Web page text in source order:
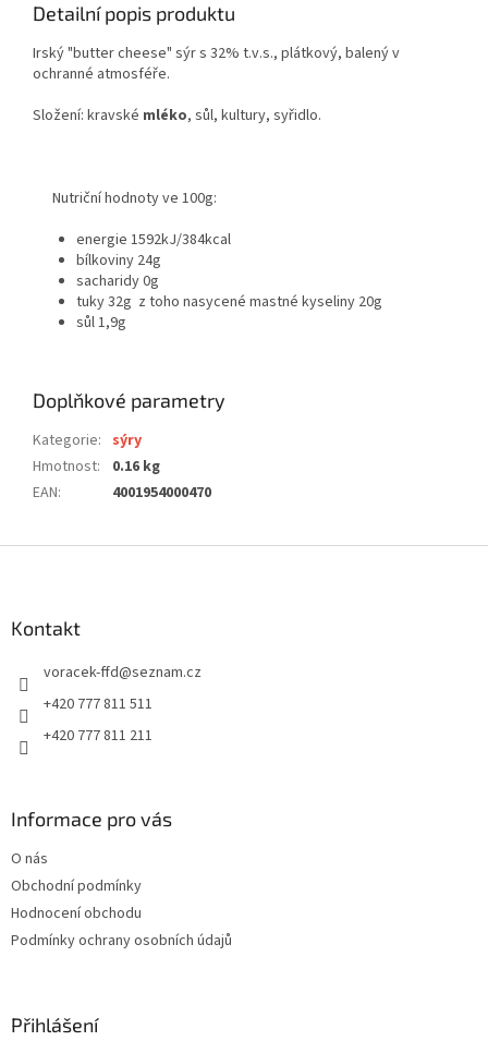
Detailní popis produktu
Irský "butter cheese" sýr s 32% t.v.s., plátkový, balený v
ochranné atmosféře.
Složení: kravské mléko, sůl, kultury, syřidlo.
Nutriční hodnoty ve 100g:
energie 1592kJ/384kcal
bílkoviny 24g
sacharidy 0g
tuky 32g z toho nasycené mastné kyseliny 20g
sůl 1,9g
Doplňkové parametry
Kategorie: sýry
Hmotnost:
0.16 kg
EAN: 4001954000470
Kontakt
voracek-ffd@seznam.cz
+420 777 811 511
+420 777 811 211
Informace pro vás
O nás
Obchodní podmínky
Hodnocení obchodu
Podmínky ochrany osobních údajů
Přihlášení